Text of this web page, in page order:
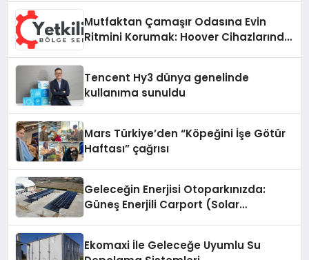
Mutfaktan Çamaşır Odasına Evin
Ritmini Korumak: Hoover Cihazlarında
Tencent Hy3 dünya genelinde
kullanıma sunuldu
Mars Türkiye’den “Köpeğini İşe Götür
Haftası” çağrısı
Geleceğin Enerjisi Otoparkınızda:
Güneş Enerjili Carport (Solar
Ekomaxi İle Geleceğe Uyumlu Su